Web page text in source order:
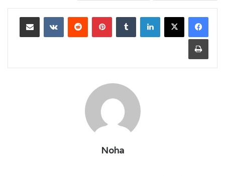
لينكدإن بينتيريست مشاركة عبر البريد
طباعة
Noha